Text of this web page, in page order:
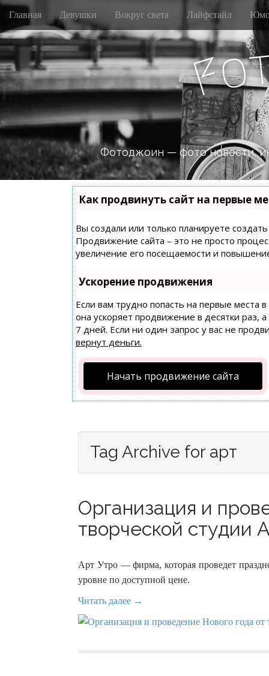
M
i
n
m
e
n
u
S
i
p
t
o
c
o
n
t
e
Главная Девушки Вокруг света Лайфстайл
Fo
Фотоджоин — фото новости,
Как продвинуть сайт на первые
Вы создали или только планируете
Продвижение сайта – это не просто
увеличение его посещаемости и
Ускорение продвижения
Если вам трудно попасть на первые места
она ускоряет продвижение в десятки раз,
7 дней. Если ни один запрос у вас не
вернут деньги.
Начать продвижение сайта
Tag Archive for арт
Организация и
творческой студии
Арт Утро — фирма, которая проведет
уровне по доступной цене.
Читать далее →